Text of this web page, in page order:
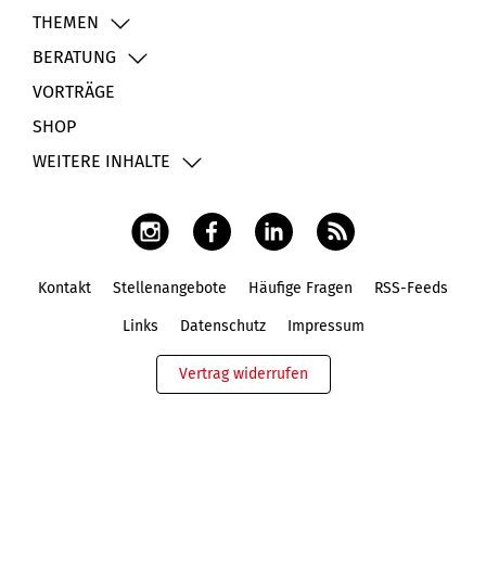
THEMEN
BERATUNG
VORTRÄGE
SHOP
WEITERE INHALTE
Kontakt Stellenangebote Häufige Fragen RSS-Feeds
Links Datenschutz Impressum
Vertrag widerrufen